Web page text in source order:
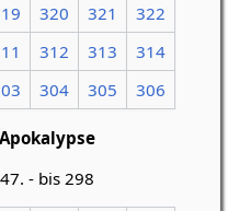
320 321
322
312 313
314
304 305 306
- bis 298